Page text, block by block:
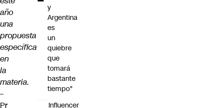
año
una
propuesta
específica
en
la
materia.
–
Pr
y
Argentina
es
un
quiebre
que
tomará
bastante
tiempo"
Influencer